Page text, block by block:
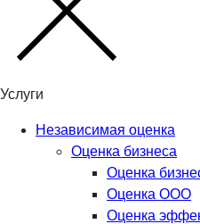
Услуги
Независимая оценка
Оценка бизнеса
Оценка
Оценка ООО
Оценка